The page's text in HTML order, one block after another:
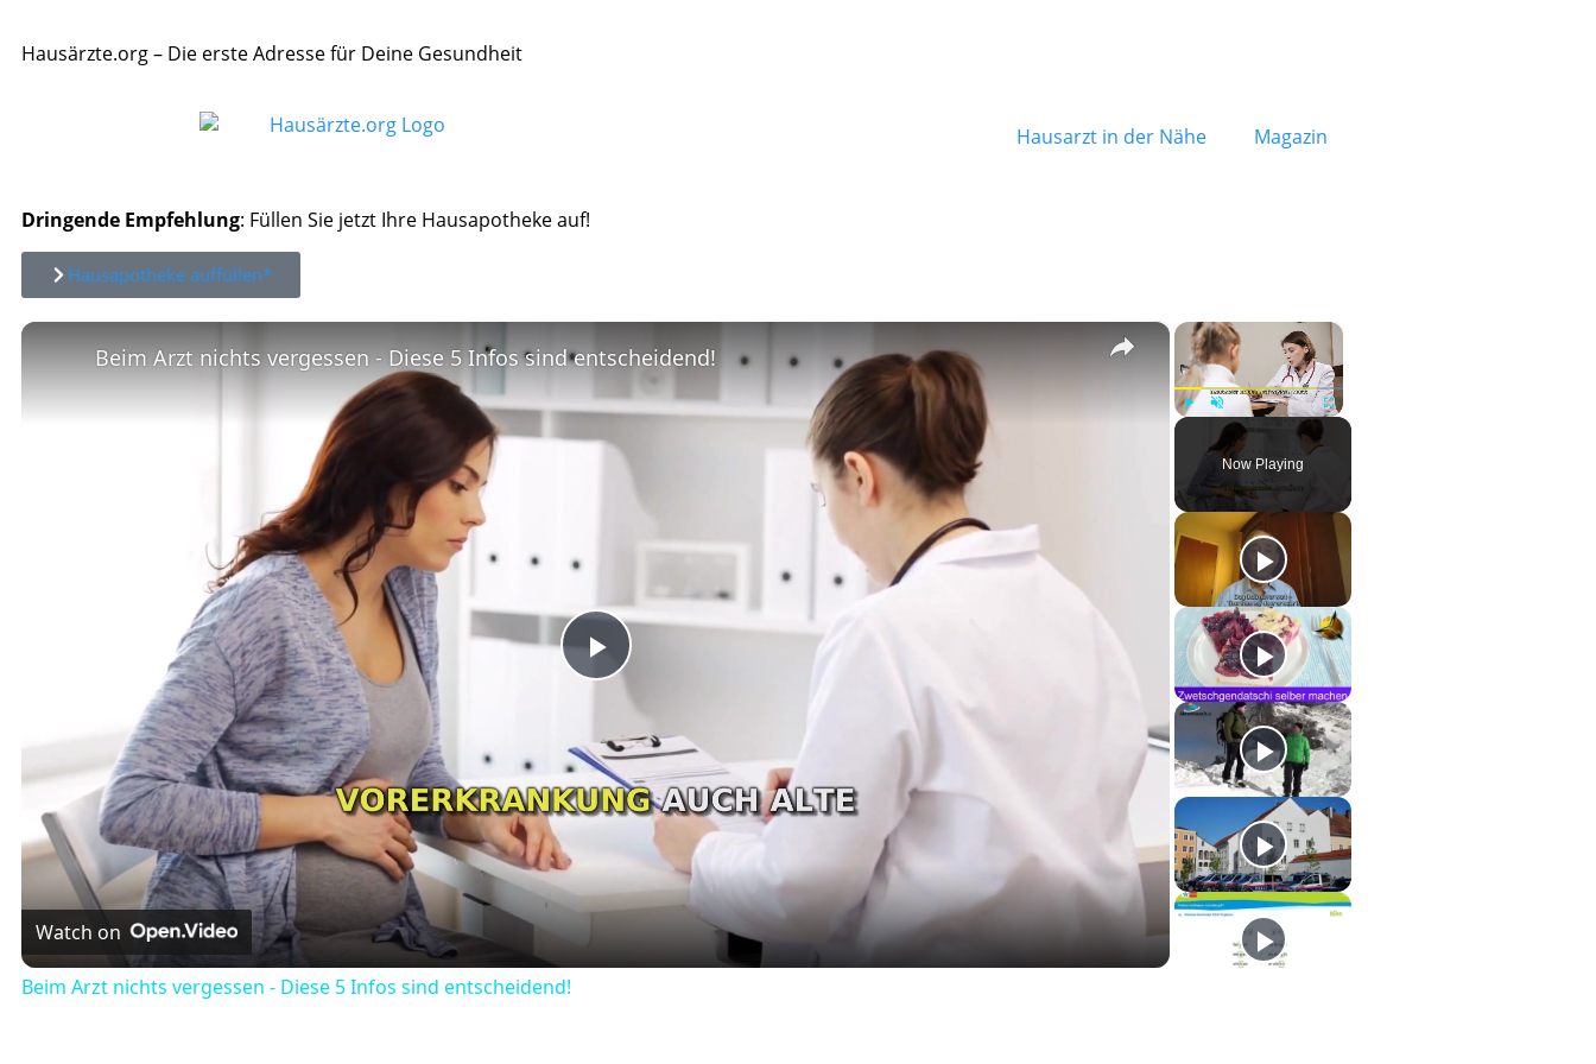
Hausärzte.org – Die erste Adresse für Deine Gesundheit
Hausarzt in der Nähe Magazin
Dringende Empfehlung: Füllen Sie jetzt Ihre Hausapotheke auf!
Hausapotheke auffüllen*
×
Unmute Fullscreen
Now Playing
×
Play
Video
Beim Arzt nichts vergessen - Diese 5 Infos sind entscheidend!
Watch on
Beim Arzt nichts vergessen - Diese 5 Infos sind entscheidend!